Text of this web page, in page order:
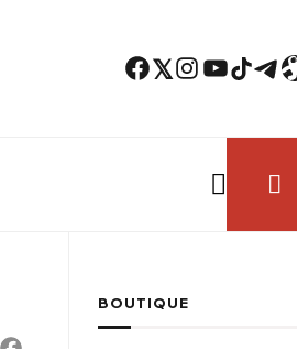
Facebook Twitter Instagram YouTube TikTok TelegramLien
BOUTIQUE